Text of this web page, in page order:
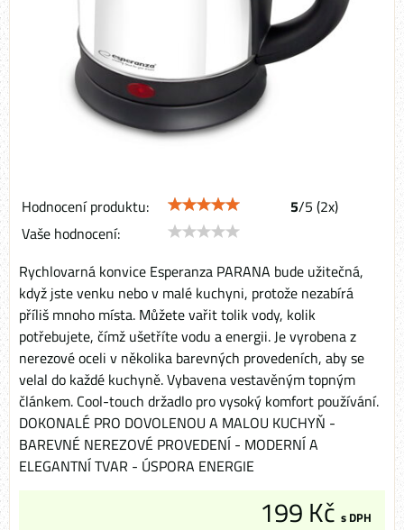
Hodnocení produktu: 5/5 (2x)
Vaše hodnocení:
Rychlovarná konvice Esperanza PARANA bude užitečná,
když jste venku nebo v malé kuchyni, protože nezabírá
příliš mnoho místa. Můžete vařit tolik vody, kolik
potřebujete, čímž ušetříte vodu a energii. Je vyrobena z
nerezové oceli v několika barevných provedeních, aby se
velal do každé kuchyně. Vybavena vestavěným topným
článkem. Cool-touch držadlo pro vysoký komfort používání.
DOKONALÉ PRO DOVOLENOU A MALOU KUCHYŇ -
BAREVNÉ NEREZOVÉ PROVEDENÍ - MODERNÍ A
ELEGANTNÍ TVAR - ÚSPORA ENERGIE
199 Kč s DPH